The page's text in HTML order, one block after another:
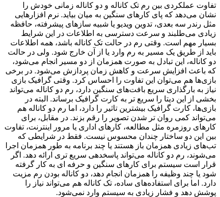
تفاوت عملکردی بین رم تک کاناله و دو کاناله زمانی خودش را
نشان می‌دهد که پای کارهای سنگین به میان بیاید. نرم افزارهایی
مثل رندر سه بعدی، تدوین ویدیو یا شبیه سازهای پیشرفته، حافظه
زیادی می‌طلبند و سرعت دسترسی به اطلاعات در این شرایط
بسیار مهم است. وقتی رم در حالت تک کاناله باشد، همه اطلاعات
باید از طریق یک مسیر به رم وارد یا از آن خارج شود. ولی در حالت
دو کاناله، این تبادل به صورت همزمان از دو مسیر انجام می‌شود،
که باعث افزایش سرعت و کاهش زمان پردازش می‌شود. در برخی
بازی‌ها هم می‌توان این تفاوت را احساس کرد. وقتی گرافیک بازی
نیاز به بارگذاری سریع بافت‌های سنگین دارد، رم دو کاناله می‌تواند
بخشی از این دیتا را سریع تر به کارت گرافیک برساند. البته در
بازی‌ها، کارت گرافیک بیشترین تاثیر را دارد، اما رم دو کاناله هم
می‌تواند کمی روان تر شدن تصویر را رقم بزند. در مقابل، برای
کارهای روزمره مثل مطالعه، کارهای اداری یا مرور اینترنت، تفاوت
بین این دو ساختار چندان محسوس نیست. فقط در شرایطی که
تب‌های زیادی همزمان باز هستند یا چند برنامه به طور همزمان اجرا
می‌شوند، رم دو کاناله می‌تواند پاسخدهی سریع تری ارائه دهد. اگر
قرار است سیستم برای کارهای سنگین و حرفه ای به کار گرفته
شود یا چند وظیفه را همزمان انجام دهد، دو کاناله بودن رم مزیت
دارد. اما برای استفاده‌های ساده، تک کاناله هم می‌تواند نیاز را
پوشش دهد و فشار زیادی به سیستم وارد نمی‌شود.